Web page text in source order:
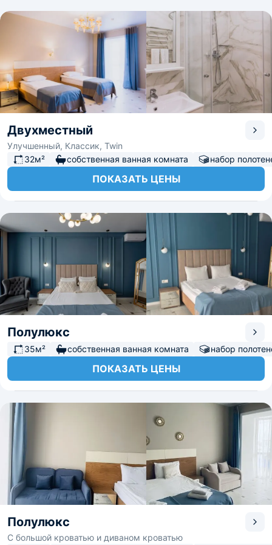
Двухместный
Улучшенный, Классик, Twin
32м²
собственная ванная комната набор
ПОКАЗАТЬ ЦЕНЫ
Полулюкс
35м² собственная ванная комната набор
ПОКАЗАТЬ ЦЕНЫ
Полулюкс
С большой кроватью и диваном кроватью